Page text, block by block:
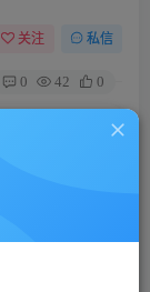
关注 私信
0 42 0